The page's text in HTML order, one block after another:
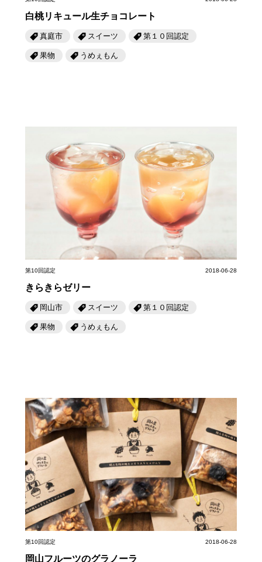
白桃リキュール生チョコレート
真庭市 スイーツ 第１０回認定
果物 うめぇもん
第10回認定 2018-06-28
きらきらゼリー
岡山市 スイーツ 第１０回認定
果物 うめぇもん
第10回認定 2018-06-28
岡山フルーツのグラノーラ